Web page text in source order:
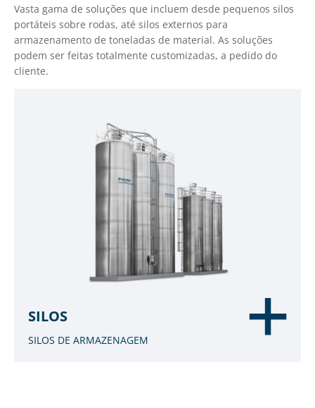
Vasta gama de soluções que incluem desde pequenos silos
portáteis sobre rodas, até silos externos para
armazenamento de toneladas de material. As soluções
podem ser feitas totalmente customizadas, a pedido do
cliente.
SILOS
SILOS DE ARMAZENAGEM